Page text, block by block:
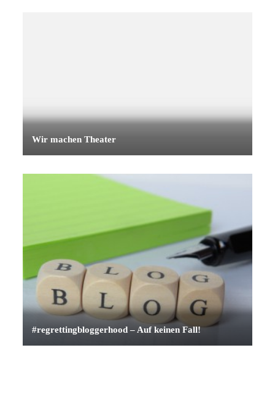
Wir machen Theater
#regrettingbloggerhood – Auf keinen Fall!